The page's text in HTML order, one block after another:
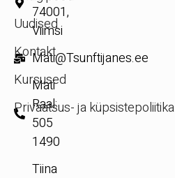
74001,
Viimsi
Mati@Tsunftijanes.ee
Mati
Raal:
505
1490
Tiina
Uudised
Kontakt
Kursused
Privaatsus- ja küpsistepoliitika